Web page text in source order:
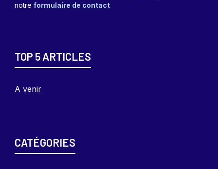
notre formulaire de contact
TOP 5 ARTICLES
A venir
CATÉGORIES